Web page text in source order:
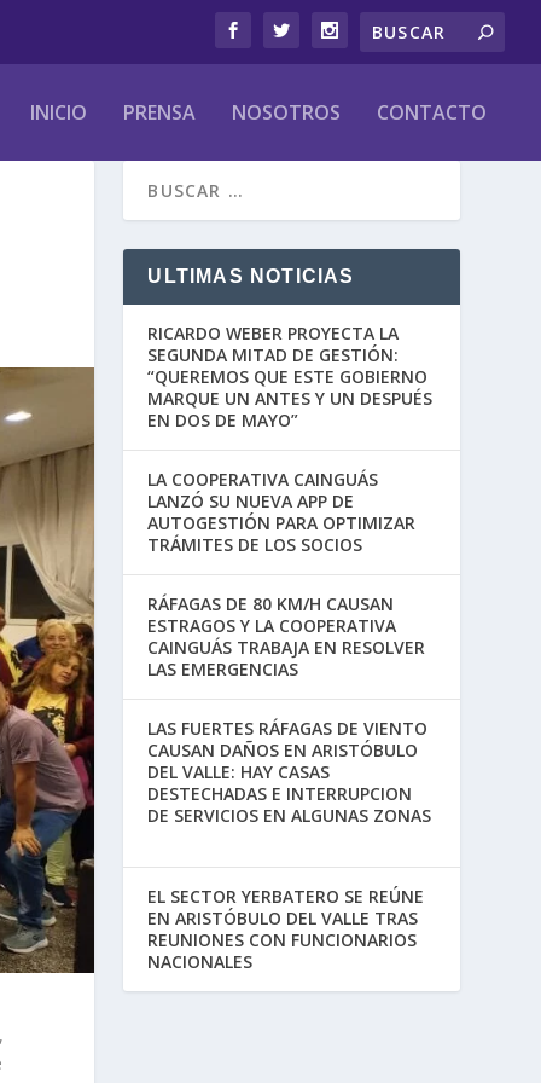
INICIO PRENSA NOSOTROS CONTACTO
ULTIMAS NOTICIAS
RICARDO WEBER PROYECTA LA
SEGUNDA MITAD DE GESTIÓN:
“QUEREMOS QUE ESTE GOBIERNO
MARQUE UN ANTES Y UN DESPUÉS
EN DOS DE MAYO”
LA COOPERATIVA CAINGUÁS
LANZÓ SU NUEVA APP DE
AUTOGESTIÓN PARA OPTIMIZAR
TRÁMITES DE LOS SOCIOS
RÁFAGAS DE 80 KM/H CAUSAN
ESTRAGOS Y LA COOPERATIVA
CAINGUÁS TRABAJA EN RESOLVER
LAS EMERGENCIAS
LAS FUERTES RÁFAGAS DE VIENTO
CAUSAN DAÑOS EN ARISTÓBULO
DEL VALLE: HAY CASAS
DESTECHADAS E INTERRUPCION
DE SERVICIOS EN ALGUNAS ZONAS
EL SECTOR YERBATERO SE REÚNE
EN ARISTÓBULO DEL VALLE TRAS
REUNIONES CON FUNCIONARIOS
NACIONALES